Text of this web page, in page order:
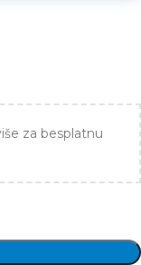
za besplatnu